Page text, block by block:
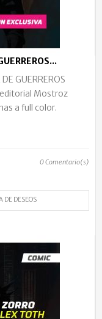
GUERREROS
Mostroz
a full color.
0Comentario(s)
DE DESEOS